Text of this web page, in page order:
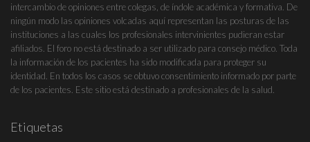
intercambio de opiniones entre colegas, de índole académica y formativa. De
ningún modo las opiniones volcadas aquí representan las posturas de las
instituciones a las cuales los profesionales intervinientes pudieran estar
afiliados. El foro no está destinado a ser utilizado para consejo médico. Toda
la información de los pacientes ha sido modificada para proteger su
identidad. En todos los casos se obtuvo consentimiento informado por parte
de los pacientes. Este sitio está destinado a profesionales de la salud.
Etiquetas